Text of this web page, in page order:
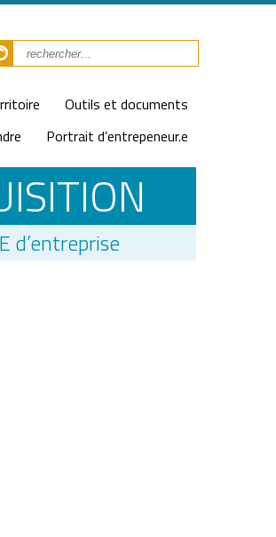
Outils et documents
Portrait d’entrepeneur.e
d’entreprise